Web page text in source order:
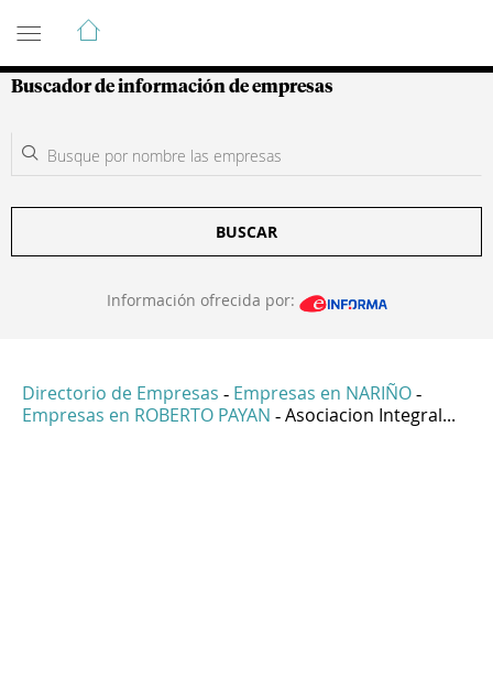
Guía de Empresas Colombianas
Buscador de información de empresas
BUSCAR
Información ofrecida por:
Directorio de Empresas - Empresas en NARIÑO -
Empresas en ROBERTO PAYAN - Asociacion Integral...